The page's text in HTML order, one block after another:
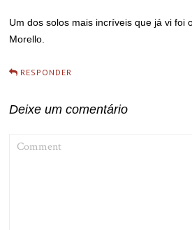
Um dos solos mais incríveis que já vi foi
Morello.
RESPONDER
Deixe um comentário